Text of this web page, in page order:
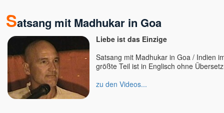
Satsang mit Madhukar in Goa
Liebe ist das Einzige
Satsang mit Madhukar in Goa / Indien
größte Teil ist in Englisch ohne
zu den Videos...